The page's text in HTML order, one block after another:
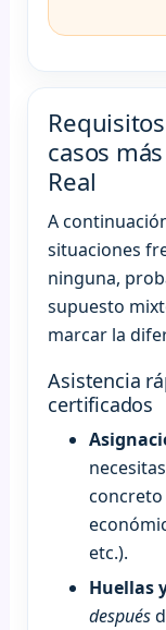
casos
Real
A
situaciones
ninguna,
supuesto
marcar la
Asistencia
certificados
etc.).
Huellas
después